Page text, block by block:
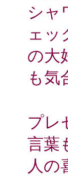
シャ
ェッ
の大
も気
プレ
言葉
人の